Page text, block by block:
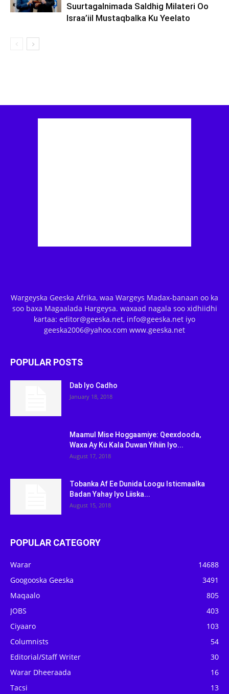
Suurtagalnimada Saldhig Milateri Oo
Israa’iil Mustaqbalka Ku Yeelato
Wargeyska Geeska Afrika, waa Wargeys Madax-banaan oo ka
soo baxa Magaalada Hargeysa. waxaad nagala soo xidhiidhi
kartaa: editor@geeska.net, info@geeska.net iyo
geeska2006@yahoo.com www.geeska.net
POPULAR POSTS
Dab Iyo Cadho
January 18, 2018
Maamul Mise Hoggaamiye: Qeexdooda,
Waxa Ay Ku Kala Duwan Yihiin Iyo...
August 17, 2018
Tobanka Af Ee Dunida Loogu Isticmaalka
Badan Yahay Iyo Liiska...
August 15, 2018
POPULAR CATEGORY
Warar
14688
Googooska Geeska
3491
Maqaalo
805
JOBS
403
Ciyaaro
103
Columnists
54
Editorial/Staff Writer
30
Warar Dheeraada
16
Tacsi
13